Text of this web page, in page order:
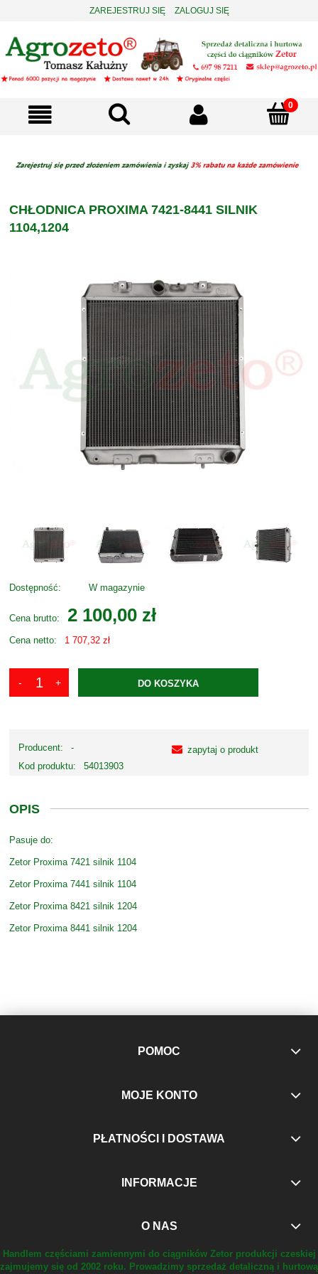
ZAREJESTRUJ SIĘ ZALOGUJ SIĘ
CHŁODNICA PROXIMA 7421-8441 SILNIK
1104,1204
Dostępność: W magazynie
Cena brutto: 2 100,00 zł
Cena netto: 1 707,32 zł
DO KOSZYKA
Producent:
-
Kod produktu:
54013903
zapytaj o produkt
OPIS
Pasuje do:
Zetor Proxima 7421 silnik 1104
Zetor Proxima 7441 silnik 1104
Zetor Proxima 8421 silnik 1204
Zetor Proxima 8441 silnik 1204
POMOC
MOJE KONTO
PŁATNOŚCI I DOSTAWA
INFORMACJE
O NAS
Handlem częściami zamiennymi do ciągników Zetor produkcji czeskiej
zajmujemy się od 2002 roku. Prowadzimy sprzedaż detaliczną i hurtową